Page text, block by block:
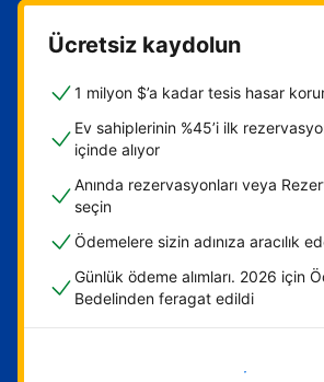
Ücretsiz kaydolun
1 milyon $’a kadar tesis hasar
Ev sahiplerinin %45’i ilk
içinde alıyor
Anında rezervasyonları veya
seçin
Ödemelere sizin adınıza aracılık
Günlük ödeme alımları. 2026 için
Bedelinden feragat edildi
Hemen başla